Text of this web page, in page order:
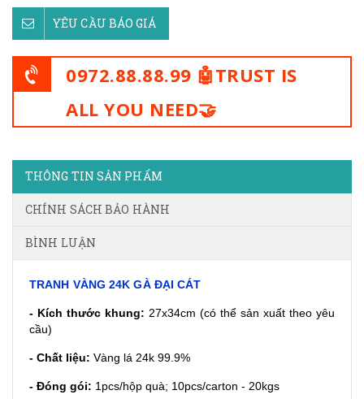
YÊU CẦU BÁO GIÁ
0972.88.88.99 🤖TRUST IS
ALL YOU NEED🤝
THÔNG TIN SẢN PHẨM
CHÍNH SÁCH BẢO HÀNH
BÌNH LUẬN
TRANH VÀNG 24K GÀ ĐẠI CÁT
- Kích thước khung: 27x34cm (có thể sản xuất theo yêu
cầu)
- Chất liệu: Vàng lá 24k 99.9%
- Đóng gói: 1pcs/hộp quà; 10pcs/carton - 20kgs